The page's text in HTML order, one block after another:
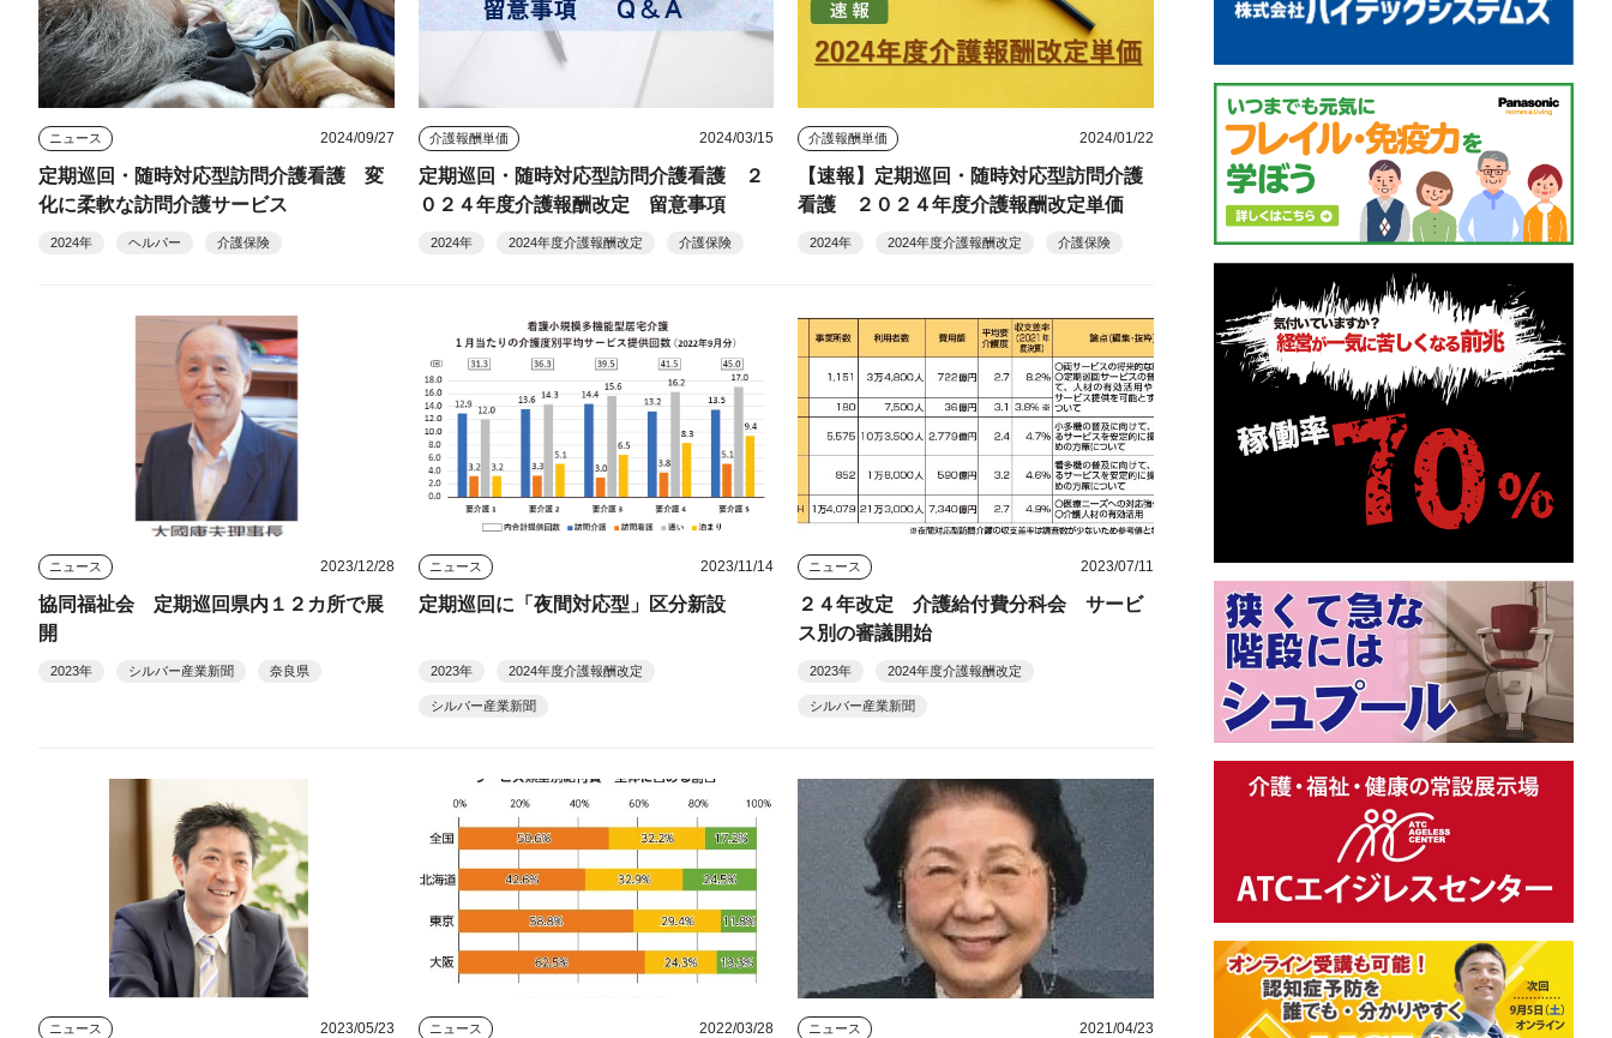
ニュース 2024/09/27
定期巡回・随時対応型訪問介護看護 変
化に柔軟な訪問介護サービス
2024年 ヘルパー 介護保険
介護報酬単価 2024/03/15
定期巡回・随時対応型訪問介護看護 ２
０２４年度介護報酬改定 留意事項
2024年 2024年度介護報酬改定 介護保険
介護報酬単価 2024/01/22
【速報】定期巡回・随時対応型訪問介護
看護 ２０２４年度介護報酬改定単価
2024年 2024年度介護報酬改定 介護保険
ニュース 2023/12/28
協同福祉会 定期巡回県内１２カ所で展
開
2023年 シルバー産業新聞 奈良県
ニュース 2023/11/14
定期巡回に「夜間対応型」区分新設
2023年 2024年度介護報酬改定
シルバー産業新聞
ニュース 2023/07/11
２４年改定 介護給付費分科会 サービ
ス別の審議開始
2023年 2024年度介護報酬改定
シルバー産業新聞
ニュース 2023/05/23 ニュース 2022/03/28 ニュース 2021/04/23